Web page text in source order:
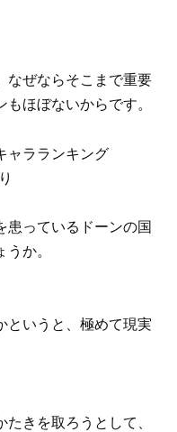
なぜならそこまで重要
ほぼないからです。
患っているドーンの国
か。
というと、極めて現実
きを取ろうとして、